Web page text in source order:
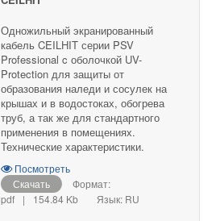
Одножильный экранированный
кабель CEILHIT серии PSV
Professional c оболочкой UV-
Protection для защиты от
образования наледи и сосулек на
крышах и в водостоках, обогрева
труб, а так же для стандартного
применения в помещениях.
Технические характеристики.
Посмотреть
Скачать
Формат:
pdf
| 154.84 Kb Язык: RU